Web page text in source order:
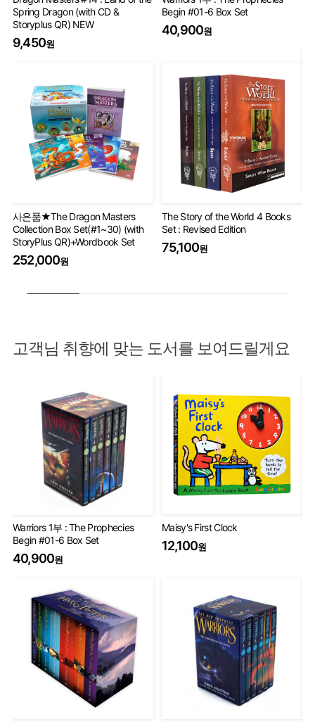
Spring Dragon (with CD &
Storyplus QR) NEW
9,450원
Begin #01-6 Box Set
40,900원
사은품★The Dragon Masters
Collection Box Set(#1~30) (with
StoryPlus QR)+Wordbook Set
252,000원
The Story of the World 4 Books
Set : Revised Edition
75,100원
고객님 취향에 맞는 도서를 보여드릴게요
Warriors 1부 : The Prophecies
Begin #01-6 Box Set
40,900원
Maisy's First Clock
12,100원